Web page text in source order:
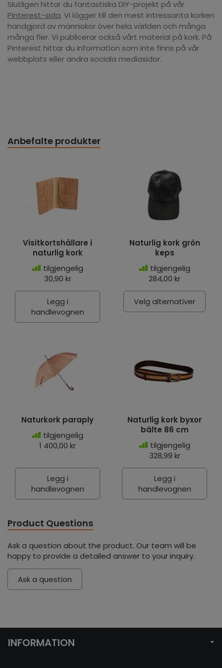
Slutligen hittar du fantastiska DIY-projekt på vår
Pinterest-sida. Vi lägger till den mest intressanta korken
handgjord av människor över hela världen och många
många fler. Vi publicerar också vårt material på kork. På
Pinterest hittar du information som inte finns på vår
webbplats eller andra sociala mediasidor.
Anbefalte produkter
Visitkortshållare i
naturlig kork
tilgjengelig
30,90 kr
Legg i
handlevognen
Naturlig kork grön
keps
tilgjengelig
284,00 kr
Velg alternativer
Naturkork paraply
tilgjengelig
1 400,00 kr
Legg i
handlevognen
Naturlig kork byxor
bälte 86 cm
tilgjengelig
328,99 kr
Legg i
handlevognen
Product Questions
Ask a question about the product. Our team will be
happy to provide a detailed answer to your inquiry.
Ask a question
INFORMATION